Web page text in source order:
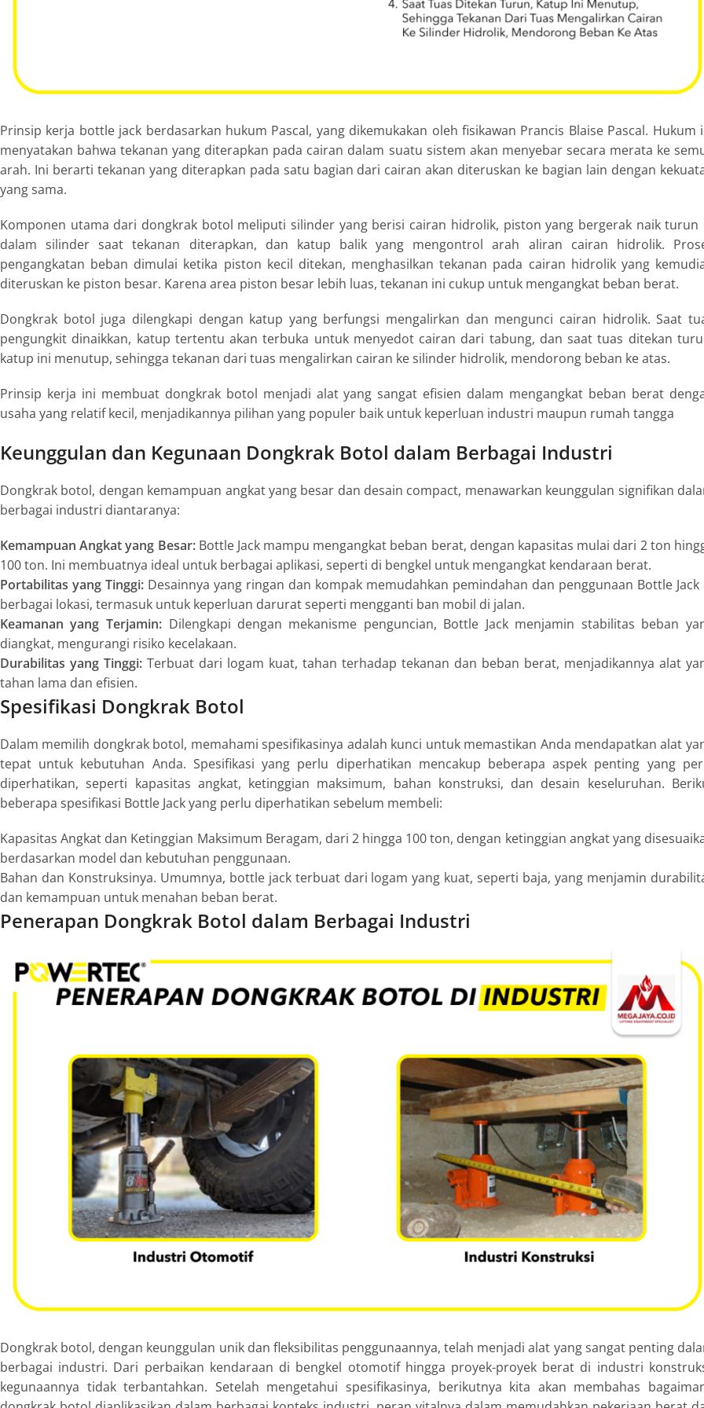
Prinsip kerja bottle jack berdasarkan hukum Pascal, yang dikemukakan oleh fisikawan Prancis Blaise Pascal. Hukum
menyatakan bahwa tekanan yang diterapkan pada cairan dalam suatu sistem akan menyebar secara merata ke
arah. Ini berarti tekanan yang diterapkan pada satu bagian dari cairan akan diteruskan ke bagian lain dengan
yang sama.
Komponen utama dari dongkrak botol meliputi silinder yang berisi cairan hidrolik, piston yang bergerak naik turun
dalam silinder saat tekanan diterapkan, dan katup balik yang mengontrol arah aliran cairan hidrolik.
pengangkatan beban dimulai ketika piston kecil ditekan, menghasilkan tekanan pada cairan hidrolik yang
diteruskan ke piston besar. Karena area piston besar lebih luas, tekanan ini cukup untuk mengangkat beban berat.
Dongkrak botol juga dilengkapi dengan katup yang berfungsi mengalirkan dan mengunci cairan hidrolik. Saat
pengungkit dinaikkan, katup tertentu akan terbuka untuk menyedot cairan dari tabung, dan saat tuas ditekan
katup ini menutup, sehingga tekanan dari tuas mengalirkan cairan ke silinder hidrolik, mendorong beban ke atas.
Prinsip kerja ini membuat dongkrak botol menjadi alat yang sangat efisien dalam mengangkat beban berat
usaha yang relatif kecil, menjadikannya pilihan yang populer baik untuk keperluan industri maupun rumah tangga​
Keunggulan dan Kegunaan Dongkrak Botol dalam Berbagai Industri
Dongkrak botol, dengan kemampuan angkat yang besar dan desain compact, menawarkan keunggulan signifikan
berbagai industri diantaranya:
Kemampuan Angkat yang Besar: Bottle Jack mampu mengangkat beban berat, dengan kapasitas mulai dari 2 ton
100 ton. Ini membuatnya ideal untuk berbagai aplikasi, seperti di bengkel untuk mengangkat kendaraan berat.
Portabilitas yang Tinggi: Desainnya yang ringan dan kompak memudahkan pemindahan dan penggunaan Bottle Jack
berbagai lokasi, termasuk untuk keperluan darurat seperti mengganti ban mobil di jalan.
Keamanan yang Terjamin: Dilengkapi dengan mekanisme penguncian, Bottle Jack menjamin stabilitas beban
diangkat, mengurangi risiko kecelakaan.
Durabilitas yang Tinggi: Terbuat dari logam kuat, tahan terhadap tekanan dan beban berat, menjadikannya alat
tahan lama dan efisien.
Spesifikasi Dongkrak Botol
Dalam memilih dongkrak botol, memahami spesifikasinya adalah kunci untuk memastikan Anda mendapatkan alat
tepat untuk kebutuhan Anda. Spesifikasi yang perlu diperhatikan mencakup beberapa aspek penting yang
diperhatikan, seperti kapasitas angkat, ketinggian maksimum, bahan konstruksi, dan desain keseluruhan.
beberapa spesifikasi Bottle Jack yang perlu diperhatikan sebelum membeli:
Kapasitas Angkat dan Ketinggian Maksimum Beragam, dari 2 hingga 100 ton, dengan ketinggian angkat yang
berdasarkan model dan kebutuhan penggunaan.
Bahan dan Konstruksinya. Umumnya, bottle jack terbuat dari logam yang kuat, seperti baja, yang menjamin
dan kemampuan untuk menahan beban berat.
Penerapan Dongkrak Botol dalam Berbagai Industri
Dongkrak botol, dengan keunggulan unik dan fleksibilitas penggunaannya, telah menjadi alat yang sangat penting
berbagai industri. Dari perbaikan kendaraan di bengkel otomotif hingga proyek-proyek berat di industri
kegunaannya tidak terbantahkan. Setelah mengetahui spesifikasinya, berikutnya kita akan membahas